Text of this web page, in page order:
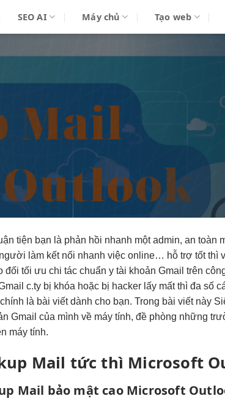
SEO AI Máy chủ Tạo web
tiện bạn là phản hồi nhanh một admin,an toàn
người làm kết nối nhanh việc online… hỗ trợ tốtthì
đốitối ưu chi tác chuẩn y tài khoản Gmail trên
c.ty bị khóa hoặc bị hacker lấy mất thì đa số
là bài viết dành cho bạn. Trong bài viết này
Gmail của mình về máy tính, đề phòng những
máy tính.
Mail tức thì Microsoft
Mail bảo mật caoMicrosoft